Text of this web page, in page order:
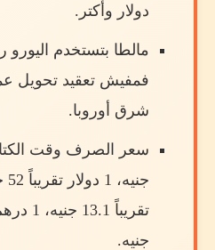
دولار وأكتر.
فمفيش تعقيد تحويل
شرق أوروبا.
جنيه.